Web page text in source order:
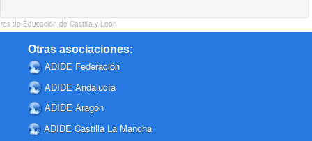
de Educación de Castilla y León
Otras asociaciones:
ADIDE Federación
ADIDE Andalucía
ADIDE Aragón
ADIDE Castilla La Mancha